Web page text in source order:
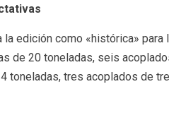
la edición como «histórica» para
de 20 toneladas, seis
toneladas, tres acoplados de